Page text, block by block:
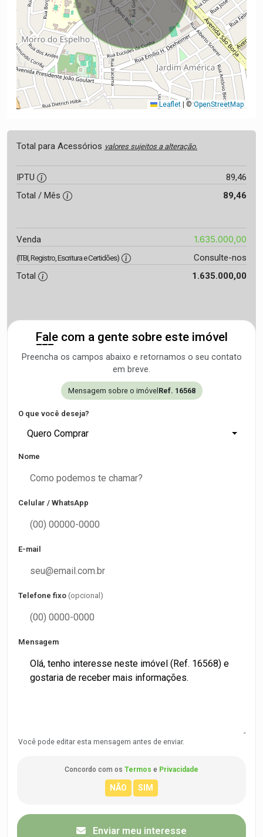
Leaflet ©OpenStreetMap
Total para Acessórios valores sujeitos a alteração.
IPTU
89,46
Total / Mês
89,46
Venda 1.635.000,00
(ITBI, Registro, Escritura e Certidões)
Consulte-nos
Total
1.635.000,00
Fale com a gente sobre este imóvel
Preencha os campos abaixo e retornamos o seu contato
em breve.
Mensagem sobre o imóvel Ref. 16568
O que você deseja?
Quero Comprar
Nome
Celular / WhatsApp
E-mail
Telefone fixo (opcional)
Mensagem
Você pode editar esta mensagem antes de enviar.
Concordo com os Termos e Privacidade
Enviar meu interesse